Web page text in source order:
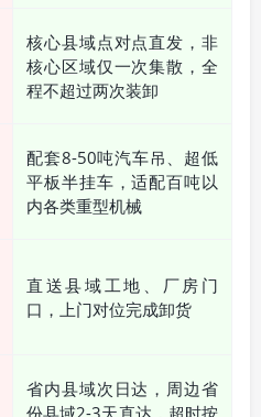
核心县域点对点直发，非
核心区域仅一次集散，全
程不超过两次装卸
配套8-50吨汽车吊、超低
平板半挂车，适配百吨以
内各类重型机械
直送县域工地、厂房门
口，上门对位完成卸货
省内县域次日达，周边省